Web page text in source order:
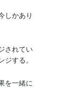
しかあり
されてい
する。
を一緒に